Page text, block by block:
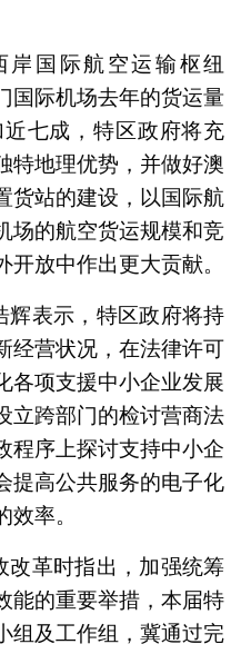
国际航空运输枢纽
国际机场去年的货运量
七成，特区政府将充
特地理优势，并做好澳
货站的建设，以国际航
场的航空货运规模和竞
放中作出更大贡献。
辉表示，特区政府将持
经营状况，在法律许可
各项支援中小企业发展
立跨部门的检讨营商法
程序上探讨支持中小企
提高公共服务的电子化
率。
改革时指出，加强统筹
能的重要举措，本届特
组及工作组，冀通过完